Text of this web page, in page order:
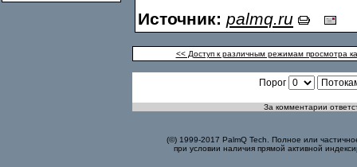
Источник: palmq.ru
<< Доступ к различным режимам просмотра
Порог
За комментарии
(©) 1999-2017 PalmQ Tech. Полное или
при условии наличия прямой активной